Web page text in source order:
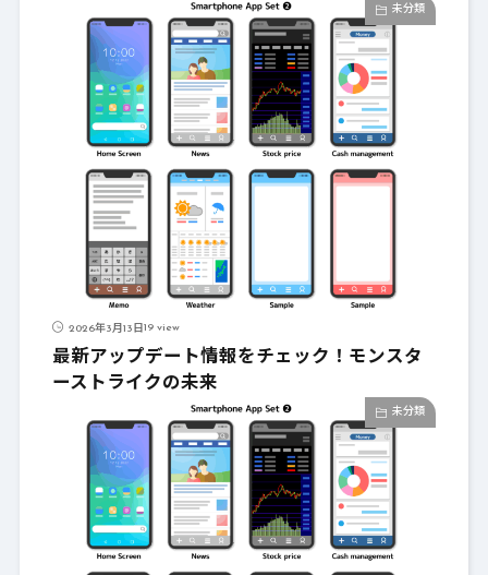
未分類
2026年3月13日19 view
最新アップデート情報をチェック！モンスタ
ーストライクの未来
未分類